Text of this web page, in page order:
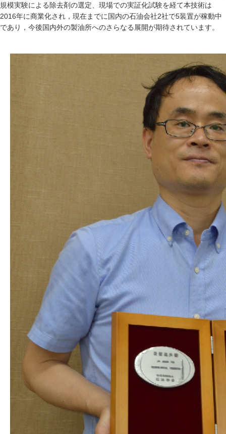
規模実験による除去剤の選定、現場での実証化試験を経て本技術は
2016年に商業化され，現在までに国内の石油会社2社で5装置が稼動中
であり，今後国内外の製油所へのさらなる展開が期待されています。